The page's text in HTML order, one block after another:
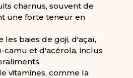
charnus, souvent de
une forte teneur en
les baies de goji, d'açaï,
camu et d'acérola, inclus
vitamines, comme la